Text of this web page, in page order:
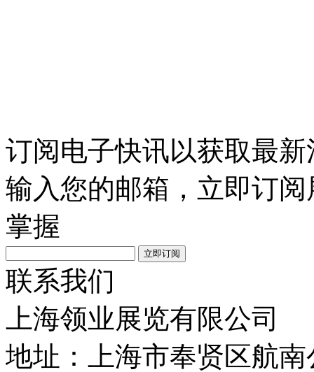
订阅电子快讯以获取最新
输入您的邮箱，立即订
掌握
联系我们
上海领业展览有限公司
地址：上海市奉贤区航南